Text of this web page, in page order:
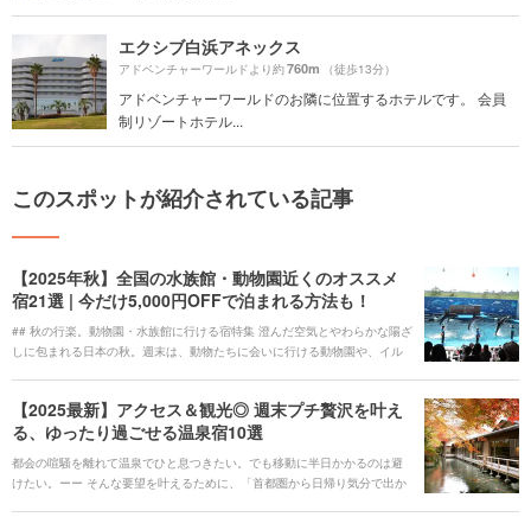
エクシブ白浜アネックス
アドベンチャーワールドより約760m （徒歩13分）
アドベンチャーワールドのお隣に位置するホテルです。 会員
制リゾートホテル...
このスポットが紹介されている記事
【2025年秋】全国の水族館・動物園近くのオススメ
宿21選 | 今だけ5,000円OFFで泊まれる方法も！
## 秋の行楽。動物園・水族館に行ける宿特集 澄んだ空気とやわらかな陽ざ
しに包まれる日本の秋。週末は、動物たちに会いに行ける動物園や、イル
が良いおすすめ宿をご紹介。パンダやジンベエザメ、イルカのパフォーマ
ンスまで—秋空の下で見て、学んで、癒やされる時間をどうぞ。 気になる
ル・旅館の宿泊予約サービス<b><u>[Relux(リラックス)](https://rlx.jp/)</u>
</b>で予約しましょう。 提供：KDDI株式会社
【2025最新】アクセス＆観光◎ 週末プチ贅沢を叶え
る、ゆったり過ごせる温泉宿10選
都会の喧騒を離れて温泉でひと息つきたい。でも移動に半日かかるのは避
けたい。ーー そんな要望を叶えるために、「首都圏から日帰り気分で出か